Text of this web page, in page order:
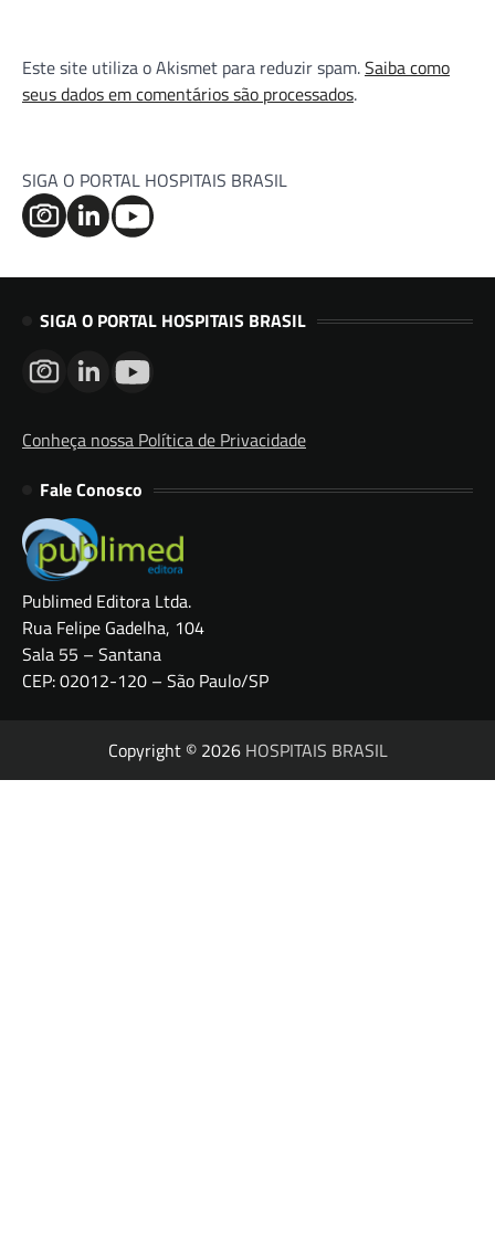
Este site utiliza o Akismet para reduzir spam.Saiba como
seus dados em comentários são processados.
SIGA O PORTAL HOSPITAIS BRASIL
SIGA O PORTAL HOSPITAIS BRASIL
Conheça nossa Política de Privacidade
Fale Conosco
Publimed Editora Ltda.
Rua Felipe Gadelha, 104
Sala 55 – Santana
CEP: 02012-120 – São Paulo/SP
Copyright © 2026 HOSPITAIS BRASIL